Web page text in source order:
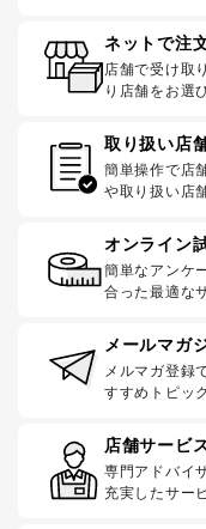
ネットで注
店舗で受け取
り店舗をお選
取り扱い店
簡単操作で店
や取り扱い店
オンライン
簡単なアンケ
合った最適な
メールマガ
メルマガ登録
すすめトピッ
店舗サービ
専門アドバイ
充実したサー